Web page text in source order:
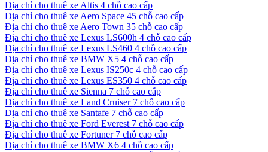
Địa chỉ cho thuê xe Altis 4 chỗ cao cấp
Địa chỉ cho thuê xe Aero Space 45 chỗ cao cấp
Địa chỉ cho thuê xe Aero Town 35 chỗ cao cấp
Địa chỉ cho thuê xe Lexus LS600h 4 chỗ cao cấp
Địa chỉ cho thuê xe Lexus LS460 4 chỗ cao cấp
Địa chỉ cho thuê xe BMW X5 4 chỗ cao cấp
Địa chỉ cho thuê xe Lexus IS250c 4 chỗ cao cấp
Địa chỉ cho thuê xe Lexus ES350 4 chỗ cao cấp
Địa chỉ cho thuê xe Sienna 7 chỗ cao cấp
Địa chỉ cho thuê xe Land Cruiser 7 chỗ cao cấp
Địa chỉ cho thuê xe Santafe 7 chỗ cao cấp
Địa chỉ cho thuê xe Ford Everest 7 chỗ cao cấp
Địa chỉ cho thuê xe Fortuner 7 chỗ cao cấp
Địa chỉ cho thuê xe BMW X6 4 chỗ cao cấp